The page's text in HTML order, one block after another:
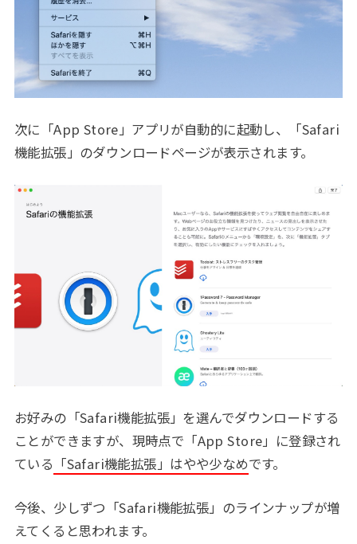
次に「App Store」アプリが自動的に起動し、「Safari
機能拡張」のダウンロードページが表示されます。
お好みの「Safari機能拡張」を選んでダウンロードする
ことができますが、現時点で「App Store」に登録され
ている 「Safari機能拡張」はやや少なめです。
今後、少しずつ「Safari機能拡張」のラインナップが増
えてくると思われます。